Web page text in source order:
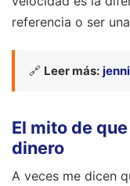
referencia o ser
🔗 Leer más:
El mito de
dinero
A veces me dicen